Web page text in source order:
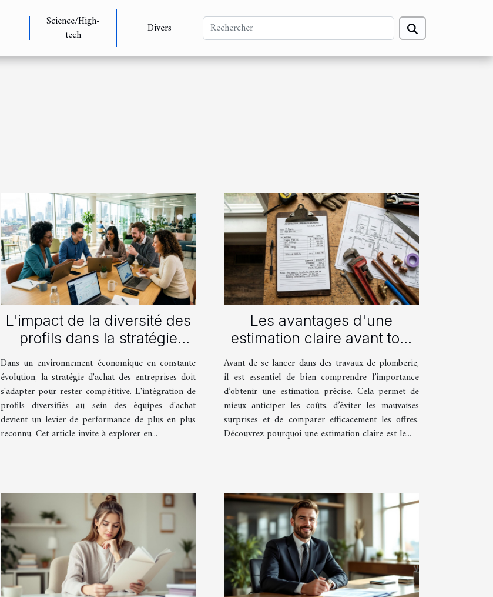
Science/High-
tech
Divers
L'impact de la diversité des
profils dans la stratégie
d'achat des entreprises
Dans un environnement économique en constante
évolution, la stratégie d'achat des entreprises doit
s'adapter pour rester compétitive. L'intégration de
profils diversifiés au sein des équipes d'achat
devient un levier de performance de plus en plus
reconnu. Cet article invite à explorer en...
Les avantages d'une
estimation claire avant tout
travaux de plomberie
Avant de se lancer dans des travaux de plomberie,
il est essentiel de bien comprendre l’importance
d’obtenir une estimation précise. Cela permet de
mieux anticiper les coûts, d’éviter les mauvaises
surprises et de comparer efficacement les offres.
Découvrez pourquoi une estimation claire est le...